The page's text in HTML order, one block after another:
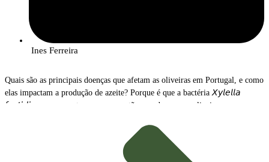
Ines Ferreira
Quais são as principais doenças que afetam as oliveiras em Portugal, e como
elas impactam a produção de azeite? Porque é que a bactéria 𝘟𝘺𝘭𝘦𝘭𝘭𝘢
𝘧𝘢𝘴𝘵𝘪𝘥𝘪𝘰𝘴𝘢 representa uma ameaça tão grande para os olivais e para os
evitar a propagação desta bactéria? Como se está a inovar na monitorização
e gestão de doenças nos olivais e da 𝘟𝘺𝘭𝘦𝘭𝘭𝘢 𝘧𝘢𝘴𝘵𝘪𝘥𝘪𝘰𝘴𝘢?
Estas são algumas das perguntas às quais se pretende dar resposta no